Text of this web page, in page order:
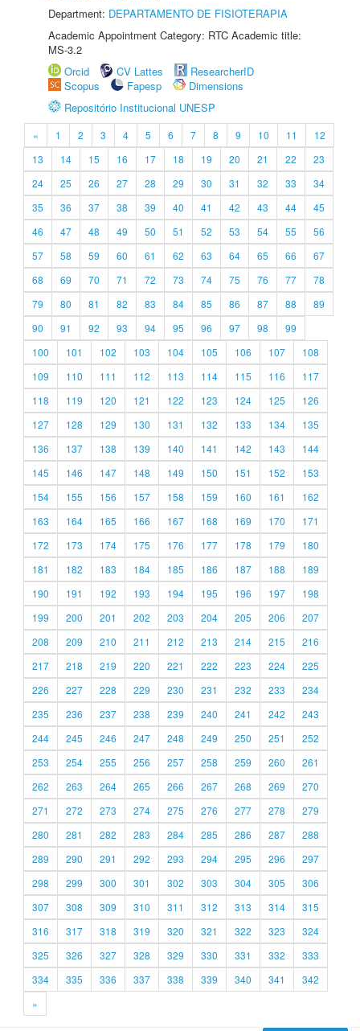
Department: DEPARTAMENTO DE FISIOTERAPIA
Academic Appointment Category: RTC Academic title:
MS-3.2
Orcid
CV Lattes
ResearcherID
Scopus
Fapesp
Dimensions
Repositório Institucional UNESP
« 1 2 3 4 5 6 7 8 9 10 11
12
13
14 15 16 17 18 19 20 21 22
23
24
25 26 27 28 29 30 31 32 33
34
35
36 37 38 39 40 41 42 43 44
45
46
47 48 49 50 51 52 53 54 55
56
57
58 59 60 61 62 63 64 65 66
67
68
69 70 71 72 73 74 75 76 77
78
79
80 81 82 83 84 85 86 87 88
89
90
91 92 93 94 95 96 97 98
99
100
101 102 103 104 105 106 107
108
109
110 111 112 113 114 115 116
117
118
119 120 121 122 123 124 125
126
127
128 129 130 131 132 133 134
135
136
137 138 139 140 141 142 143
144
145
146 147 148 149 150 151 152
153
154
155 156 157 158 159 160 161
162
163
164 165 166 167 168 169 170
171
172
173 174 175 176 177 178 179
180
181
182 183 184 185 186 187 188
189
190
191 192 193 194 195 196 197
198
199
200 201 202 203 204 205 206
207
208
209 210 211 212 213 214 215
216
217
218 219 220 221 222 223 224
225
226
227 228 229 230 231 232 233
234
235
236 237 238 239 240 241 242
243
244
245 246 247 248 249 250 251
252
253
254 255 256 257 258 259 260
261
262
263 264 265 266 267 268 269
270
271
272 273 274 275 276 277 278
279
280
281 282 283 284 285 286 287
288
289
290 291 292 293 294 295 296
297
298
299 300 301 302 303 304 305
306
307
308 309 310 311 312 313 314
315
316
317 318 319 320 321 322 323
324
325
326 327 328 329 330 331 332
333
334
335 336 337 338 339 340 341
342
»